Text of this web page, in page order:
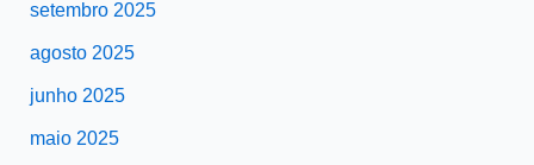
setembro 2025
agosto 2025
junho 2025
maio 2025